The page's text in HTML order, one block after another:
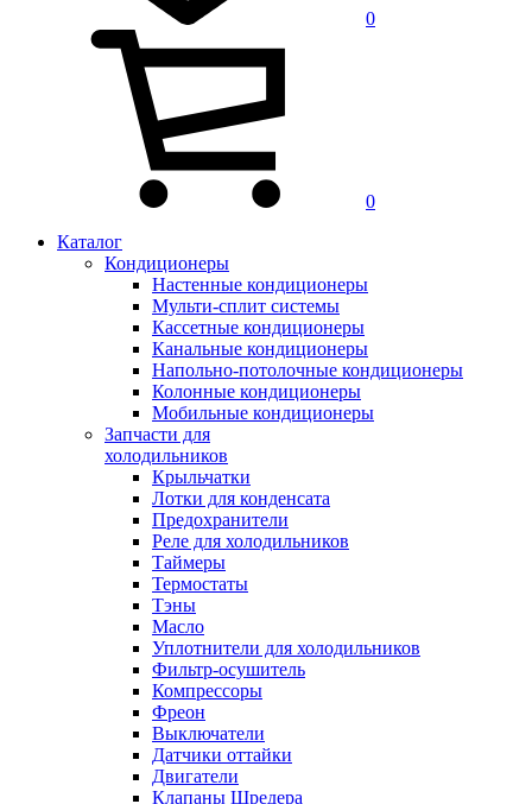
0
0
Каталог
Кондиционеры
Настенные кондиционеры
Мульти-сплит системы
Кассетные кондиционеры
Канальные кондиционеры
Напольно-потолочные кондиционеры
Колонные кондиционеры
Мобильные кондиционеры
Запчасти для
холодильников
Крыльчатки
Лотки для конденсата
Предохранители
Реле для холодильников
Таймеры
Термостаты
Тэны
Масло
Уплотнители для холодильников
Фильтр-осушитель
Компрессоры
Фреон
Выключатели
Датчики оттайки
Двигатели
Клапаны Шредера